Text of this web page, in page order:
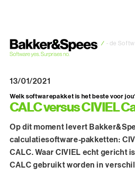
Bakker&Spees / CIVIEL nieuws / - de
13/01/2021
Welk softwarepakket is het beste voor
CALC versus CIVIEL
Op dit moment levert
calculatiesoftware-pakketten:
CALC. Waar CIVIEL echt gericht
CALC gebruikt worden in